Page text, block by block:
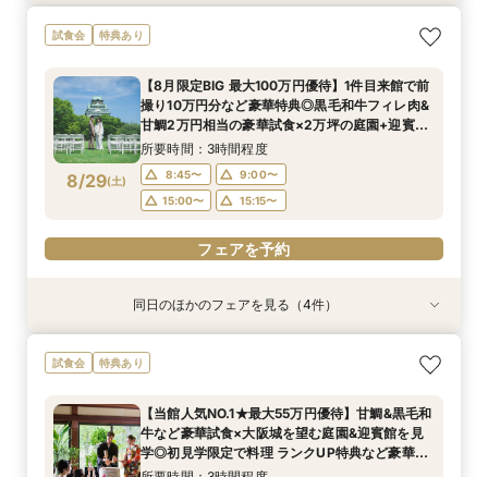
8/28(金)
＜オリジナルウェディング＞2万坪の庭園満喫×
会場見学×国産和牛フィレ肉など豪華試食付＊貸
所要時間：3時間程度
12:00〜
13:00〜
14:00〜
15:00〜
フェアを予約
8/28(金)
＜平日限定＞挙式スタイル相談OK！約2万坪の自
然が広がる西の丸庭園＆会場見学＊ゆっくり相談
チコース
所要時間：3時間程度
12:00〜
13:00〜
14:00〜
15:00〜
フェアを予約
8/28(金)
【平日限定】和婚相談×豪華無料試食×大阪城を
望む貸切迎賓館見学＜有名提携神社紹介も◎和婚
所要時間：3時間程度
12:00〜
13:00〜
14:00〜
15:00〜
フェアを予約
試食会 特典あり
8/29(土)
【8月限定BIG 最大100万円優待】1件目来館で前
撮り10万円分など豪華特典◎黒毛和牛フィレ肉&
甘鯛2万円相当の豪華試食×2万坪の庭園+迎賓館
の見学ツアー
所要時間：3時間程度
8:45〜
9:00〜
15:00〜
15:15〜
フェアを予約
特典あり
8/29( 土)
【料理重視の方へおすすめ】組数限定◆グラン
シェフ豊後昌幸が手掛ける黒毛和牛etc2万円相
所要時間：3時間程度
8:45〜
9:00〜
15:00〜
15:15〜
特典あり
8/29( 土)
【神社式相談フェア】提携有名神社紹介!AM来館
で本番さながらの披露宴体験 国産 和牛フィレ肉
分特典>
所要時間：3時間程度
8:45〜
9:00〜
15:00〜
15:15〜
特典あり
8/29( 土)
ガーデン挙式丸わかり◎2万坪の庭園満喫×オリ
ジナルウェディング庭園&会場見学×国産和牛
所要時間：3時間程度
8:45〜
9:00〜
15:00〜
15:15〜
特典あり
8/29( 土)
【東京開催/土日】東京サロンで《大阪迎賓館》
のご相談＆お打合せ！
9:00〜 15:00〜
同日のほかのフェアを見る（4件）
試食会 特典あり
【当館人気NO.1★最大55万円優待】甘鯛&黒毛和
牛など豪華試食×大阪城を望む庭園&迎賓館を見
学◎初見学限定で料理 ランクUP特典など豪華特
典付きBIGフェア